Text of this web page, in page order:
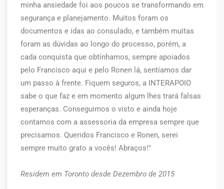
minha ansiedade foi aos poucos se transformando em
segurança e planejamento. Muitos foram os
documentos e idas ao consulado, e também muitas
foram as dúvidas ao longo do processo, porém, a
cada conquista que obtínhamos, sempre apoiados
pelo Francisco aqui e pelo Ronen lá, sentíamos dar
um passo à frente. Fiquem seguros, a INTERAPOIO
sabe o que faz e em momento algum lhes trará falsas
esperanças. Conseguimos o visto e ainda hoje
contamos com a assessoria da empresa sempre que
precisamos. Queridos Francisco e Ronen, serei
sempre muito grato a vocês! Abraços!"
Residem em Toronto desde Dezembro de 2015